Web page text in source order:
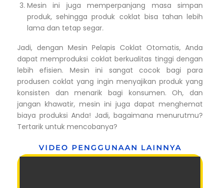
Mesin ini juga memperpanjang masa simpan
produk, sehingga produk coklat bisa tahan lebih
lama dan tetap segar.
Jadi, dengan Mesin Pelapis Coklat Otomatis, Anda
dapat memproduksi coklat berkualitas tinggi dengan
lebih efisien. Mesin ini sangat cocok bagi para
produsen coklat yang ingin menyajikan produk yang
konsisten dan menarik bagi konsumen. Oh, dan
jangan khawatir, mesin ini juga dapat menghemat
biaya produksi Anda! Jadi, bagaimana menurutmu?
Tertarik untuk mencobanya?
VIDEO PENGGUNAAN LAINNYA